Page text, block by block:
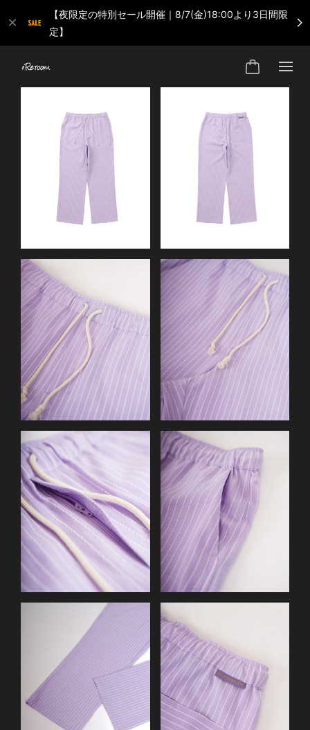
【夜限定の特別セール開催｜8/7(金)18:00より3日間限
定】